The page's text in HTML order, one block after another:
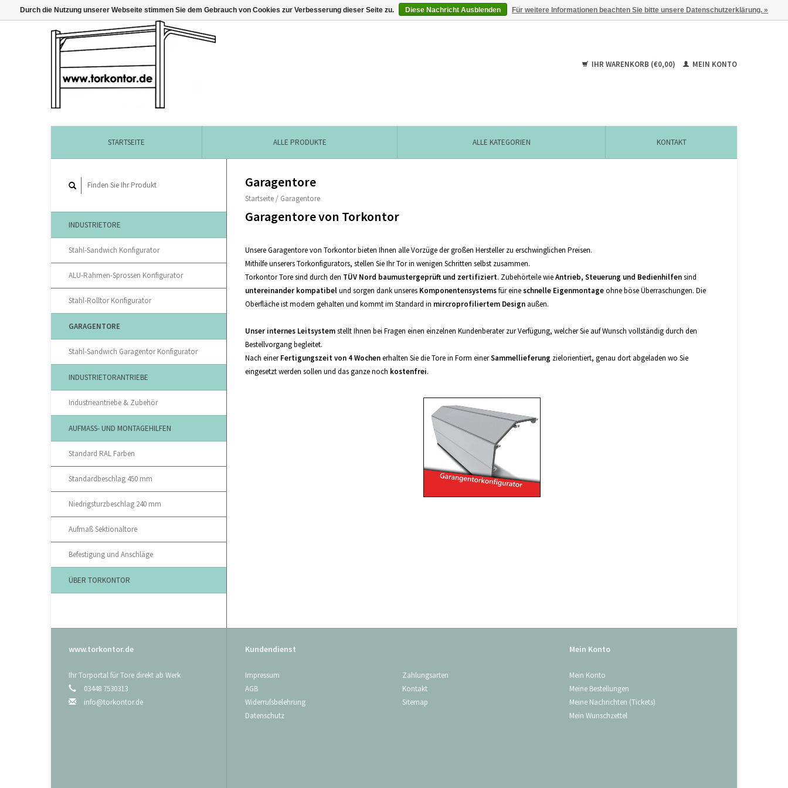
IHR WARENKORB (€0,00) MEIN KONTO
STARTSEITE ALLE PRODUKTE ALLE KATEGORIEN KONTAKT
INDUSTRIETORE
Stahl-Sandwich Konfigurator
ALU-Rahmen-Sprossen Konfigurator
Stahl-Rolltor Konfigurator
GARAGENTORE
Stahl-Sandwich Garagentor Konfigurator
INDUSTRIETORANTRIEBE
Industrieantriebe & Zubehör
AUFMASS- UND MONTAGEHILFEN
Standard RAL Farben
Standardbeschlag 450 mm
Niedrigsturzbeschlag 240 mm
Aufmaß Sektionaltore
Befestigung und Anschläge
ÜBER TORKONTOR
Garagentore
Startseite / Garagentore
Garagentore von Torkontor
Unsere Garagentore von Torkontor bieten Ihnen alle Vorzüge der großen Hersteller zu erschwinglichen Preisen.
Mithilfe unserers Torkonfigurators, stellen Sie Ihr Tor in wenigen Schritten selbst zusammen.
Torkontor Tore sind durch den TÜV Nord baumustergeprüft und zertifiziert. Zubehörteile wieAntrieb, Steuerung und Bedienhilfensind
untereinander kompatibelund sorgen dank unseres Komponentensystemsfür eineschnelle Eigenmontageohne böse Überraschungen. Die
Oberfläche ist modern gehalten und kommt im Standard in mircroprofiliertem Design außen.
Unser internes Leitsystemstellt Ihnen bei Fragen einen einzelnen Kundenberater zur Verfügung, welcher Sie auf Wunsch vollständig durch den
Bestellvorgang begleitet.
Nach einerFertigungszeit von 4 Wochenerhalten Sie die Tore in Form einerSammellieferung zielorientiert, genau dort abgeladen wo Sie
eingesetzt werden sollen und das ganze noch kostenfrei.
www.torkontor.de
Ihr Torportal für Tore direkt ab Werk
03448 7530313
info@torkontor.de
Kundendienst
Impressum
AGB
Widerrufsbelehrung
Datenschutz
Zahlungsarten
Kontakt
Sitemap
Mein Konto
Mein Konto
Meine Bestellungen
Meine Nachrichten (Tickets)
Mein Wunschzettel
Durch die Nutzung unserer Webseite stimmen Sie dem Gebrauch von Cookies zur Verbesserung dieser Seite zu. Diese Nachricht Ausblenden Für weitere Informationen beachten Sie bitte unsere Datenschutzerklärung. »